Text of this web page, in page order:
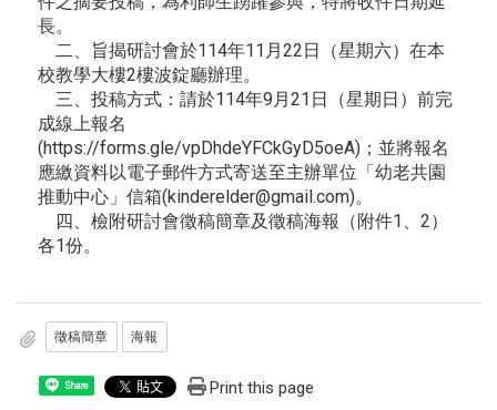
長。
二、旨揭研討會於114年11月22日（星期六）在本
校教學大樓2樓波錠廳辦理。
三、投稿方式：請於114年9月21日（星期日）前完
成線上報名
(https://forms.gle/vpDhdeYFCkGyD5oeA)；並將報名
應繳資料以電子郵件方式寄送至主辦單位「幼老共園
推動中心」信箱(kinderelder@gmail.com)。
四、檢附研討會徵稿簡章及徵稿海報（附件1、2）
各1份。
徵稿簡章 海報
Share Print this page